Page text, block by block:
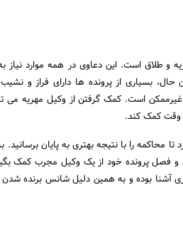
و طلاق است. این دعاوی در همه موارد نیاز
بسیاری از پرونده ها دارای فراز و
است. کمک گرفتن از وکیل مهریه می
وقت کمک کند.
محاکمه را با نتیجه بهتری به پایان
و فصل پرونده خود از یک وکیل مجرب کمک
آشنا بوده و به همین دلیل شانس برنده شدن